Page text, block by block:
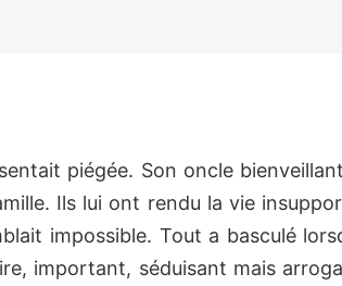
piégée. Son oncle
Ils lui ont rendu la vie
impossible. Tout a basculé
important, séduisant mais